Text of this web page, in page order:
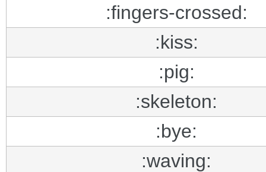
:fingers-crossed:
:kiss:
:pig:
:skeleton:
:bye:
:waving: